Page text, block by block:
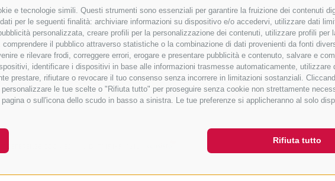
e tecnologie simili. Questi strumenti sono essenziali per garantire la fruizione dei contenuti
per le seguenti finalità: archiviare informazioni su dispositivo e/o accedervi, utilizzare dati
personalizzata, creare profili per la personalizzazione dei contenuti, utilizzare profili
il pubblico attraverso statistiche o la combinazione di dati provenienti da fonti
e rilevare frodi, correggere errori, erogare e presentare pubblicità e contenuto, salvare e
identificare i dispositivi in base alle informazioni trasmesse automaticamente,
prestare, rifiutare o revocare il tuo consenso senza incorrere in limitazioni sostanziali.
le tue scelte o "Rifiuta tutto" per proseguire senza cookie non strettamente
o sull'icona dello scudo in basso a sinistra. Le tue preferenze si applicheranno al solo
Rifiuta tutto
e bicicletta
e relax
in famiglia
e cultura
sci
alpinismo
invernali
Racines-Giovo
Area sciistica
Ladurns
1 skipass per tutte le
aree sciistiche
manifestazioni
Richiesta cataloghi
Downloads
Foto
Video
Blog
Guestnet
activeCARD Racines
activeCARD Vipiteno
Colle Isarco CARD
Come arrivare